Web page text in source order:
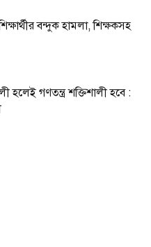
বন্দুক হামলা, শিক্ষকসহ
হলেই গণতন্ত্র শক্তিশালী হবে :